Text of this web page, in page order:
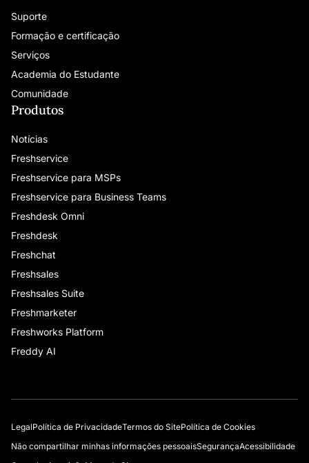
Suporte
Formação e certificação
Serviços
Academia do Estudante
Comunidade
Produtos
Notícias
Freshservice
Freshservice para MSPs
Freshservice para Business Teams
Freshdesk Omni
Freshdesk
Freshchat
Freshsales
Freshsales Suite
Freshmarketer
Freshworks Platform
Freddy AI
LegalPolítica de PrivacidadeTermos do SitePolítica de Cookies
Não compartilhar minhas informações pessoaisSegurançaAcessibilidade